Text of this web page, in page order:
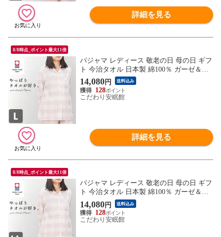
詳細を見る
8/8時点_ポイント最大11倍
パジャマ レディース 敬老の日 母の日 ギフ
ト 今治タオル 日本製 綿100％ ガーゼ＆パ
イル 長袖 長ズボン ルームウエア 婦人パジ
ャマ（170A(L)/大格子柄ピンク）【A-Z380
L32213PI】
14,080円 送料込み
128
こだわり安眠館
詳細を見る
8/8時点_ポイント最大11倍
パジャマ レディース 敬老の日 母の日 ギフ
ト 今治タオル 日本製 綿100％ ガーゼ＆パ
イル 長袖 長ズボン ルームウエア 婦人パジ
ャマ（170B(LL)/大格子柄ピンク）【A-Z38
0LL32213PI】
14,080円 送料込み
128
こだわり安眠館